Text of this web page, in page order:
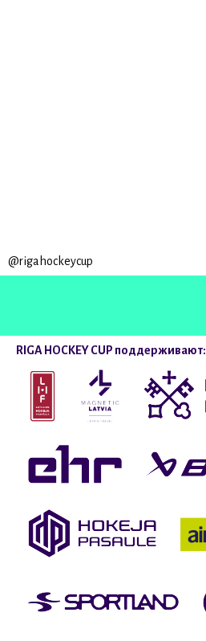
@rigahockeycup
RIGA HOCKEY CUP поддерживают: